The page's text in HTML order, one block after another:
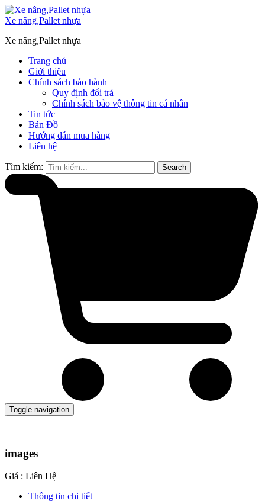
Xe nâng,Pallet nhựa
Xe nâng,Pallet nhựa
Trang chủ
Giới thiệu
Chính sách bảo hành
Quy định đổi trả
Chính sách bảo vệ thông tin cá nhân
Tin tức
Bản Đồ
Hướng dẫn mua hàng
Liên hệ
Tìm kiếm: Search
Toggle navigation
images
Giá : Liên Hệ
Thông tin chi tiết